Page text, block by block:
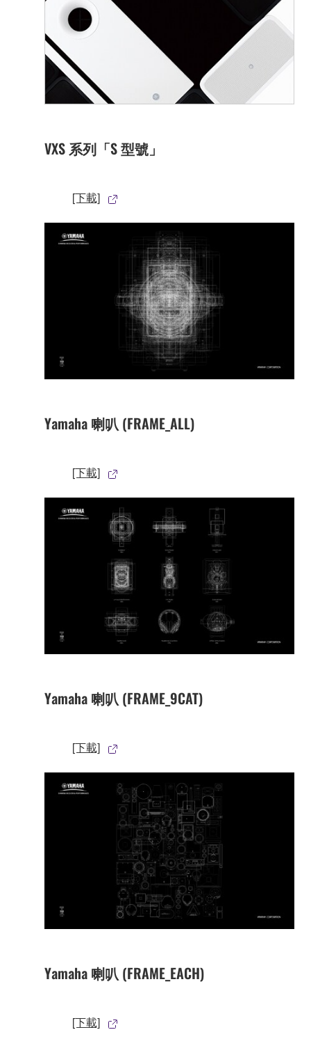
VXS 系列「S 型號」
[下載]
Yamaha 喇叭 (FRAME_ALL)
[下載]
Yamaha 喇叭 (FRAME_9CAT)
[下載]
Yamaha 喇叭 (FRAME_EACH)
[下載]